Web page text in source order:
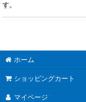
す。
ホーム
ショッピングカート
マイページ